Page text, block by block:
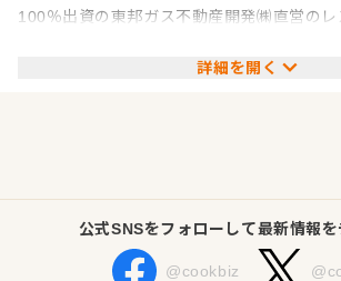
100％出資の東邦ガス不動産開発㈱直営のレ
上場企業グループならではの整備された職
ストラン「ガス燈」やベーク＆カフェ「
と店」等での勤務も可能です。
詳細を開く
公式SNSをフォローして最新情報を
@cookbiz